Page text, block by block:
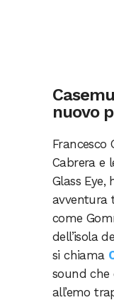
nuovo
Francesco
Cabrera e
Glass
avventura
come
dell’isola
si chiama
sound che
all’emo